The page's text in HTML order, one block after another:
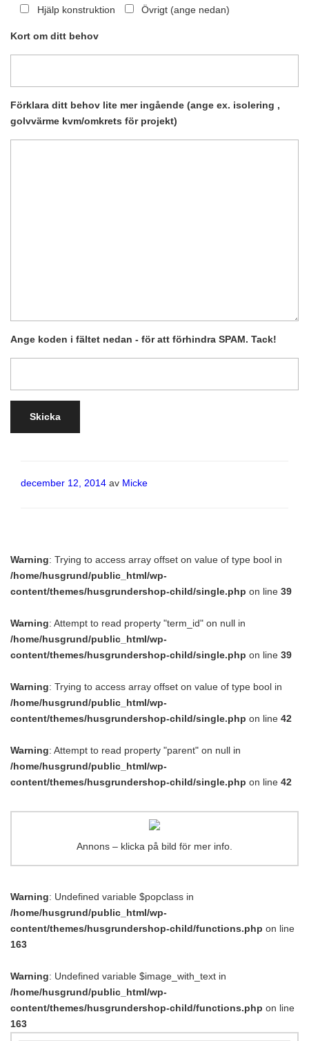
Hjälp konstruktion
Övrigt (ange nedan)
Kort om ditt behov
Förklara ditt behov lite mer ingående (ange ex. isolering ,
golvvärme kvm/omkrets för projekt)
Ange koden i fältet nedan - för att förhindra SPAM. Tack!
Publicerat
december 12, 2014 av Micke
Warning: Trying to access array offset on value of type bool in
/home/husgrund/public_html/wp-
content/themes/husgrundershop-child/single.php on line 39
Warning: Attempt to read property "term_id" on null in
/home/husgrund/public_html/wp-
content/themes/husgrundershop-child/single.php on line 39
Warning: Trying to access array offset on value of type bool in
/home/husgrund/public_html/wp-
content/themes/husgrundershop-child/single.php on line 42
Warning: Attempt to read property "parent" on null in
/home/husgrund/public_html/wp-
content/themes/husgrundershop-child/single.php on line 42
Annons – klicka på bild för mer info.
Warning: Undefined variable $popclass in
/home/husgrund/public_html/wp-
content/themes/husgrundershop-child/functions.php on line
163
Warning: Undefined variable $image_with_text in
/home/husgrund/public_html/wp-
content/themes/husgrundershop-child/functions.php on line
163